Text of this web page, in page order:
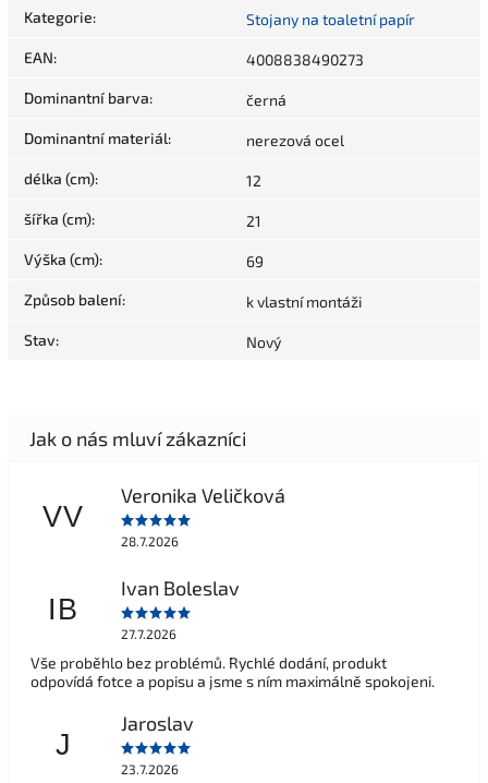
Kategorie: Stojany na toaletní papír
EAN: 4008838490273
Dominantní barva: černá
Dominantní materiál: nerezová ocel
délka (cm): 12
šířka (cm): 21
Výška (cm): 69
Způsob balení: k vlastní montáži
Stav: Nový
VV
Veronika Veličková
28.7.2026
IB
Ivan Boleslav
27.7.2026
Vše proběhlo bez problémů. Rychlé dodání, produkt
odpovídá fotce a popisu a jsme s ním maximálně spokojeni.
J
Jaroslav
23.7.2026